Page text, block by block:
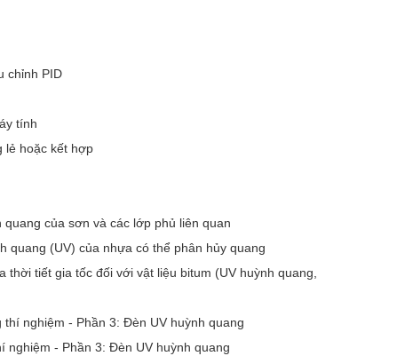
chỉnh PID
tính
lẻ hoặc kết hợp
của sơn và các lớp phủ liên quan
quang (UV) của nhựa có thể phân hủy quang
tiết gia tốc đối với vật liệu bitum (UV huỳnh quang,
nghiệm - Phần 3: Đèn UV huỳnh quang
nghiệm - Phần 3: Đèn UV huỳnh quang